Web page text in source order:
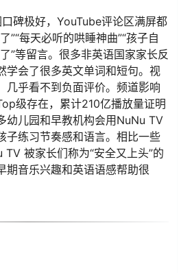
碑极好，YouTube评论区满屏都
”“每天必听的哄睡神曲”“孩子自
”等留言。很多非英语国家家长反
学会了很多英文单词和短句。视
几乎看不到负面评价。频道影响
级存在，累计210亿播放量证明
幼儿园和早教机构会用NuNu TV
子练习节奏感和语言。相比一些
被家长们称为“安全又上头”的
期音乐兴趣和英语语感帮助很